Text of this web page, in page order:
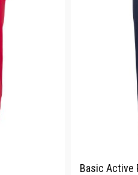
Basic Active